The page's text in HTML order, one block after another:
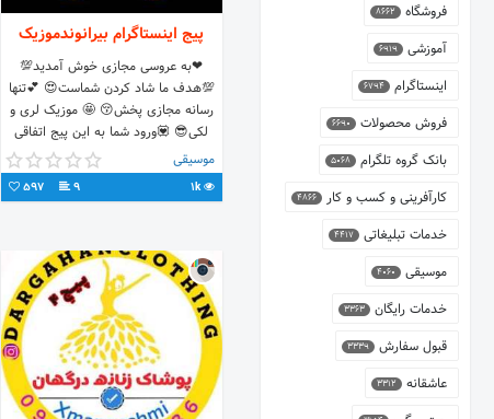
پیج اینستاگرام بیرانوندموزیک
❤به عروسی مجازی خوش آمدید💯
💯هدف ما شاد کردن شماست😍 💕تنها
رسانه مجازی پخش😚 🤩 موزیک لری و
لکی😎 💟ورود شما به این پیج اتفاقی
نیست🤩 💗اتحاد لرو لک💖موسیقی
1k
9
597
فروشگاه 8662
آموزشی 6919
اینستاگرام 6794
فروش محصولات 6690
بانک گروه تلگرام 5068
کارآفرینی و کسب و کار 4866
خدمات تبلیغاتی 4417
موسیقی 4060
خدمات رایگان 3363
قبول سفارش 3339
عاشقانه 3312